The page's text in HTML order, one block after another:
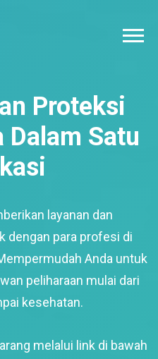
Proteksi
Dalam Satu
layanan dan
dengan para profesi di
Anda untuk
peliharaan mulai dari
kesehatan.
melalui link di bawah